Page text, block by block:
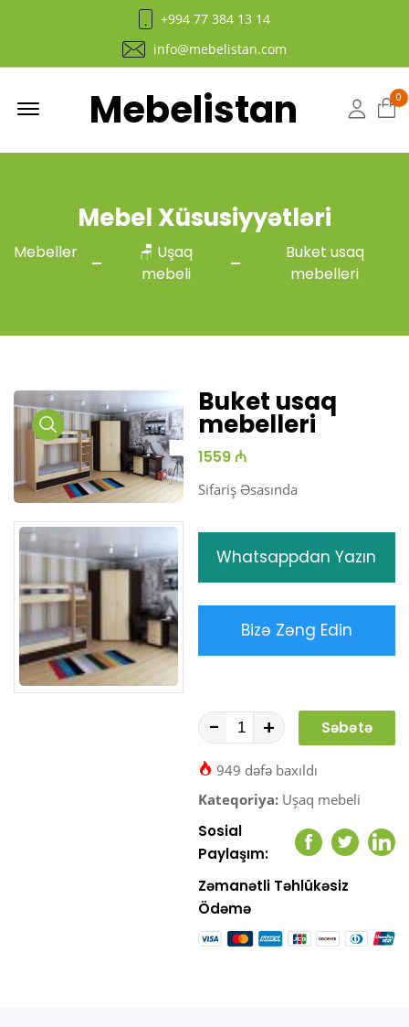
+994 77 384 13 14
info@mebelistan.com
Mebelistan 0
Mebel Xüsusiyyətləri
Mebeller
🪑 Uşaq
mebeli
Buket usaq
mebelleri
Media
Gallery
Buket usaq
mebelleri
1559 ₼
Sifariş Əsasında
Whatsappdan Yazın
Bizə Zəng Edin
- +
Səbətə
949 dəfə baxıldı
Kateqoriya: Uşaq mebeli
Sosial
Paylaşım:
Facebook
Twitter
Zəmanətli Təhlükəsiz
Ödəmə